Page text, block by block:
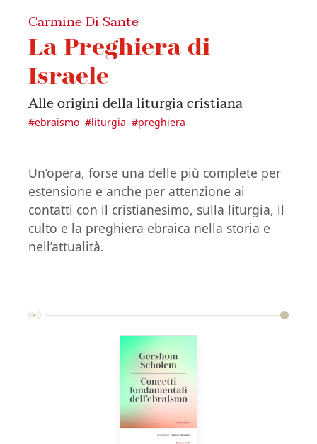
Carmine Di Sante
La Preghiera di
Israele
Alle origini della liturgia cristiana
#ebraismo #liturgia #preghiera
Un’opera, forse una delle più complete per
estensione e anche per attenzione ai
contatti con il cristianesimo, sulla liturgia, il
culto e la preghiera ebraica nella storia e
nell’attualità.